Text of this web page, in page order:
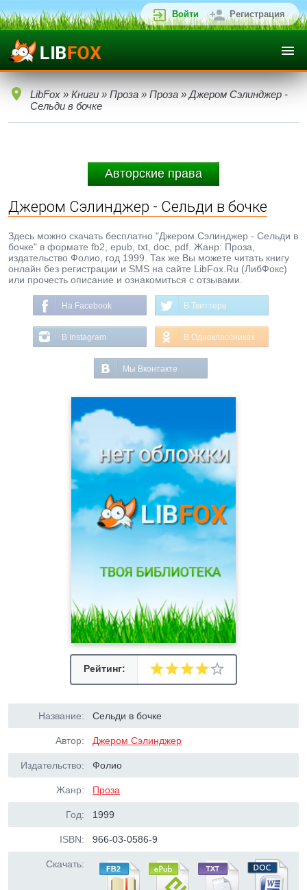
Войти Регистрация
LibFox » Книги » Проза » Проза » Джером Сэлинджер -
Сельди в бочке
Авторские права
Джером Сэлинджер - Сельди в бочке
Здесь можно скачать бесплатно "Джером Сэлинджер - Сельди в
бочке" в формате fb2, epub, txt, doc, pdf. Жанр: Проза,
издательство Фолио, год 1999. Так же Вы можете читать книгу
онлайн без регистрации и SMS на сайте LibFox.Ru (ЛибФокс)
или прочесть описание и ознакомиться с отзывами.
На Facebook В Твиттере
В Instagram В Одноклассниках
Мы Вконтакте
Рейтинг:
Название: Сельди в бочке
Автор: Джером Сэлинджер
Издательство: Фолио
Жанр: Проза
Год: 1999
ISBN: 966-03-0586-9
Скачать: